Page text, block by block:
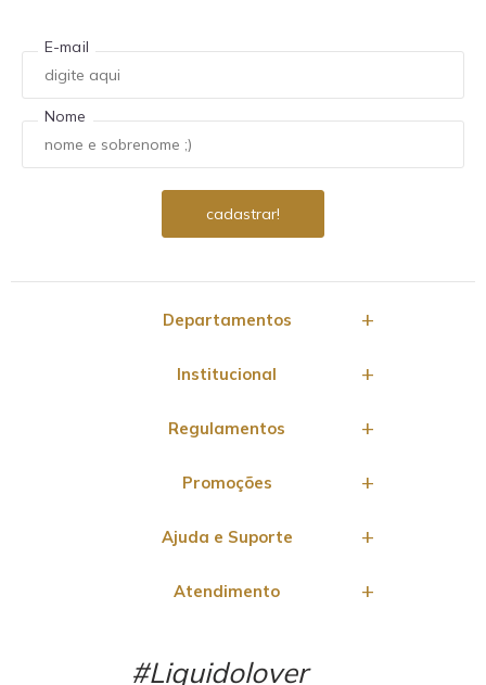
E-mail
Nome
Departamentos
Institucional
Regulamentos
Promoções
Ajuda e Suporte
Atendimento
#Liquidolover